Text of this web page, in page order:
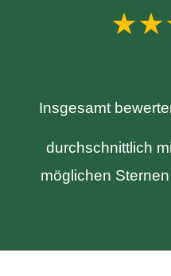
Insgesamt
durchschnittlich
möglichen